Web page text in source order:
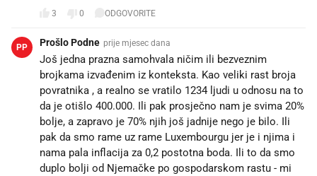
3 0 ODGOVORITE
PP Prošlo Podne prije mjesec dana
Još jedna prazna samohvala ničim ili bezveznim
brojkama izvađenim iz konteksta. Kao veliki rast broja
povratnika , a realno se vratilo 1234 ljudi u odnosu na to
da je otišlo 400.000. Ili pak prosječno nam je svima 20%
bolje, a zapravo je 70% njih još jadnije nego je bilo. Ili
pak da smo rame uz rame Luxembourgu jer je i njima i
nama pala inflacija za 0,2 postotna boda. Ili to da smo
duplo bolji od Njemačke po gospodarskom rastu - mi